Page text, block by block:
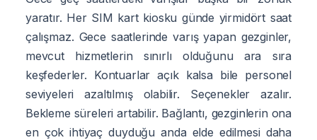
yaratır. Her SIM kart kiosku günde yirmidört saat
çalışmaz. Gece saatlerinde varış yapan gezginler,
mevcut hizmetlerin sınırlı olduğunu ara sıra
keşfederler. Kontuarlar açık kalsa bile personel
seviyeleri azaltılmış olabilir. Seçenekler azalır.
Bekleme süreleri artabilir. Bağlantı, gezginlerin ona
en çok ihtiyaç duyduğu anda elde edilmesi daha